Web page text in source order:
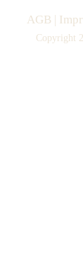
AGB |
Copyright